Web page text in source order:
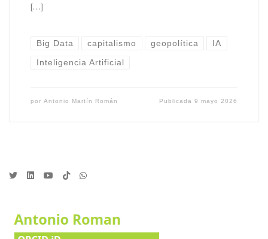
[…]
Big Data capitalismo geopolítica IA
Inteligencia Artificial
por Antonio Martín Román Publicada9 mayo 2026